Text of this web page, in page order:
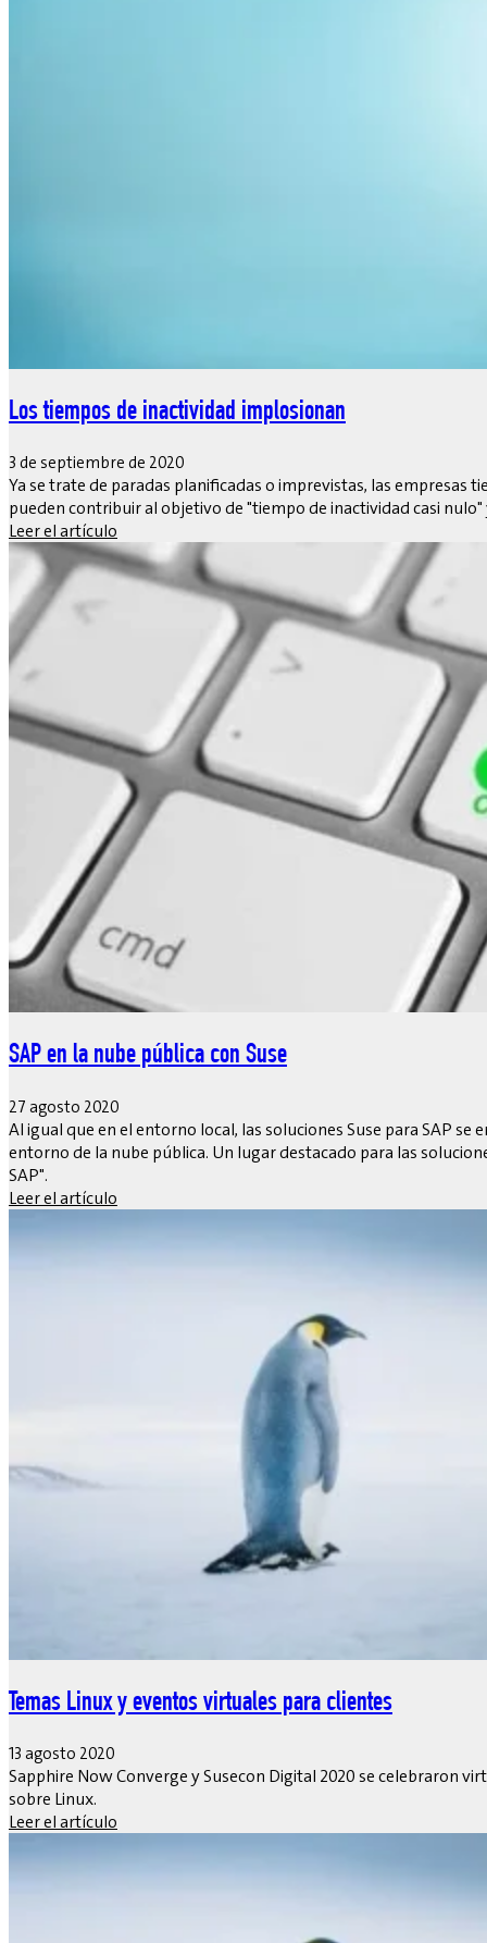
Los tiempos de inactividad implosionan
3 de septiembre de 2020
Ya se trate de paradas planificadas o imprevistas, las
pueden contribuir al objetivo de "tiempo de inactividad casi
Leer el artículo
SAP en la nube pública con Suse
27 agosto 2020
Al igual que en el entorno local, las soluciones Suse para SAP
entorno de la nube pública. Un lugar destacado para las
SAP".
Leer el artículo
Temas Linux y eventos virtuales para clientes
13 agosto 2020
Sapphire Now Converge y Susecon Digital 2020 se celebraron
sobre Linux.
Leer el artículo